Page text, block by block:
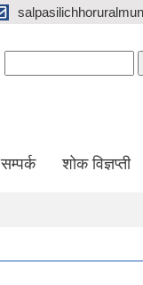
सम्पर्क शोक विज्ञप्ती